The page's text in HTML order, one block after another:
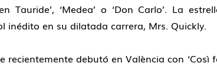
Tauride’, ‘Medea’ o ‘Don Carlo’. La
inédito en su dilatada carrera, Mrs. Quickly.
debutó en València con ‘Così